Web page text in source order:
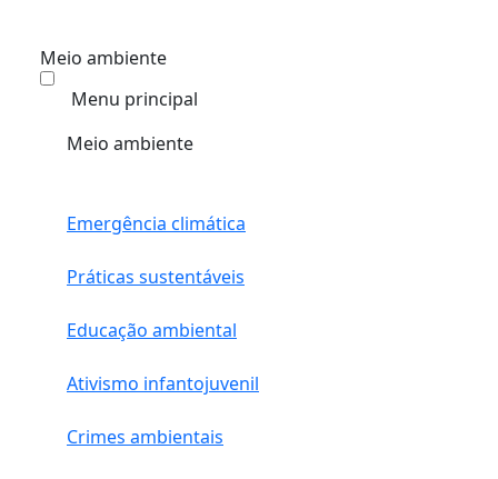
Meio ambiente
Menu principal
Meio ambiente
Emergência climática
Práticas sustentáveis
Educação ambiental
Ativismo infantojuvenil
Crimes ambientais